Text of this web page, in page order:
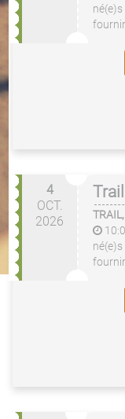
né(e)s
fournir
4
OCT.
2026
né(e)s
fournir